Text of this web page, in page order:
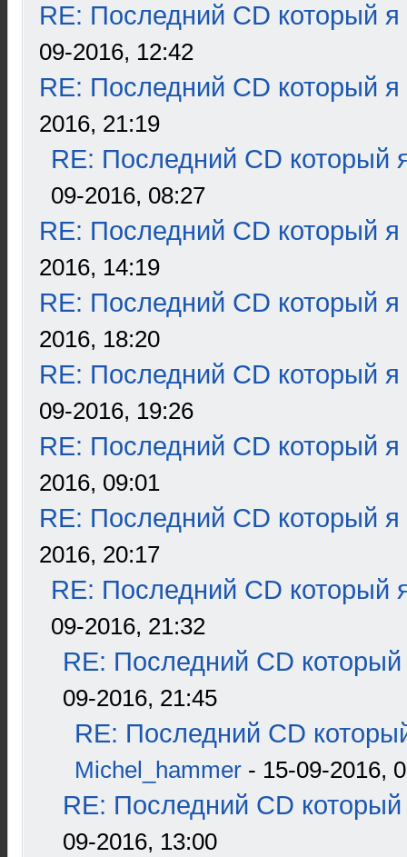
RE: Последний CD который я
09-2016, 12:42
RE: Последний CD который я
2016, 21:19
RE: Последний CD который
09-2016, 08:27
RE: Последний CD который я
2016, 14:19
RE: Последний CD который я
2016, 18:20
RE: Последний CD который я
09-2016, 19:26
RE: Последний CD который я
2016, 09:01
RE: Последний CD который я
2016, 20:17
RE: Последний CD который
09-2016, 21:32
RE: Последний CD который
09-2016, 21:45
RE: Последний CD
Michel_hammer - 15-09-2016,
RE: Последний CD который
09-2016, 13:00